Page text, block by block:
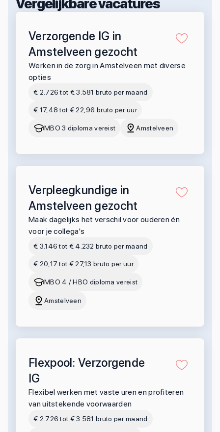
Vergelijkbare vacatures
Verzorgende IG in
Amstelveen gezocht
Werken in de zorg in Amstelveen met diverse
opties
€ 2.726 tot € 3.581 bruto per maand
€ 17,48 tot € 22,96 bruto per uur
MBO 3 diploma vereist Amstelveen
Verpleegkundige in
Amstelveen gezocht
Maak dagelijks het verschil voor ouderen én
voor je collega's
€ 3.146 tot € 4.232 bruto per maand
€ 20,17 tot € 27,13 bruto per uur
MBO 4 / HBO diploma vereist
Amstelveen
Flexpool: Verzorgende
IG
Flexibel werken met vaste uren en profiteren
van uitstekende voorwaarden
€ 2.726 tot € 3.581 bruto per maand